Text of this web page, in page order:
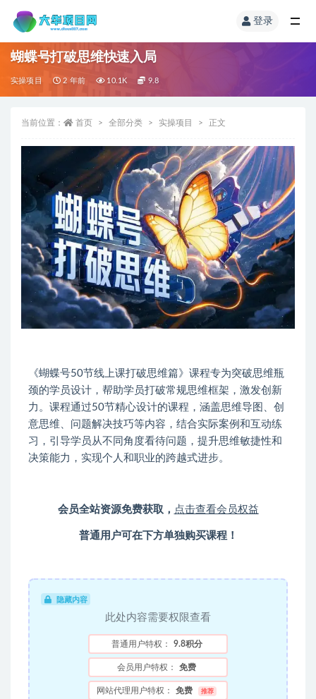
登录
蝴蝶号打破思维快速入局
实操项目 2 年前 10.1K 9.8
当前位置： 首页 全部分类 实操项目 正文
《蝴蝶号50节线上课打破思维篇》课程专为突破思维瓶
颈的学员设计，帮助学员打破常规思维框架，激发创新
力。课程通过50节精心设计的课程，涵盖思维导图、创
意思维、问题解决技巧等内容，结合实际案例和互动练
习，引导学员从不同角度看待问题，提升思维敏捷性和
决策能力，实现个人和职业的跨越式进步。
会员全站资源免费获取， 点击查看会员权益
普通用户可在下方单独购买课程！
隐藏内容
此处内容需要权限查看
普通用户特权： 9.8积分
会员用户特权： 免费
网站代理用户特权： 免费 推荐